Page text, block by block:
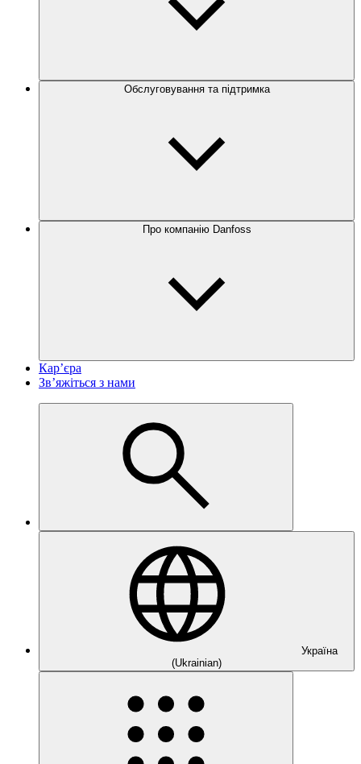
Обслуговування та підтримка
Про компанію Danfoss
Кар’єра
Зв’яжіться з нами
Україна
(Ukrainian)